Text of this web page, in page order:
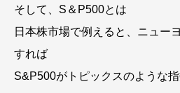
そして、S＆P500とは
日本株市場で例えると、ニュー
すれば
S&P500がトピックスのような指